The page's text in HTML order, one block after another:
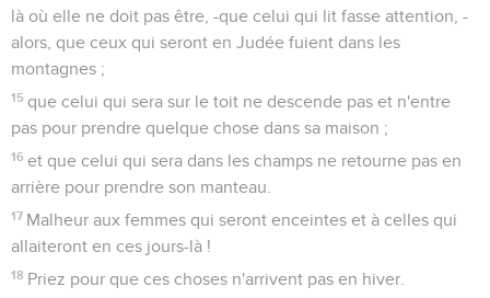
là où elle ne doit pas être, -que celui qui lit fasse attention, -
alors, que ceux qui seront en Judée fuient dans les
montagnes ;
15 que celui qui sera sur le toit ne descende pas et n'entre
pas pour prendre quelque chose dans sa maison ;
16 et que celui qui sera dans les champs ne retourne pas en
arrière pour prendre son manteau.
17 Malheur aux femmes qui seront enceintes et à celles qui
allaiteront en ces jours-là !
18 Priez pour que ces choses n'arrivent pas en hiver.